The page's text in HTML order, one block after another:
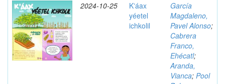
2024-10-25
Kʼáax
yéetel
ichkolil
García
Magdaleno,
Pavel Alonso;
Cabrera
Franco,
Ehécatl;
Aranda,
Vianca; Pool